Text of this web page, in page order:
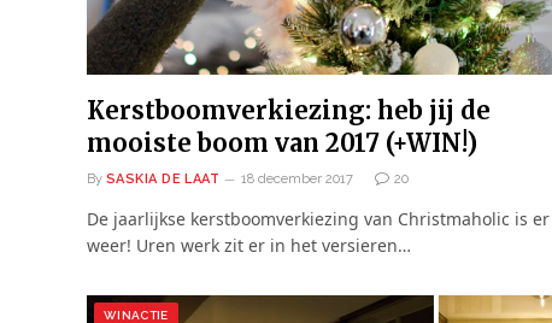
Kerstboomverkiezing: heb jij de
mooiste boom van 2017 (+WIN!)
By SASKIA DE LAAT 18 december 2017 20
De jaarlijkse kerstboomverkiezing van Christmaholic is er
weer! Uren werk zit er in het versieren…
WINACTIE